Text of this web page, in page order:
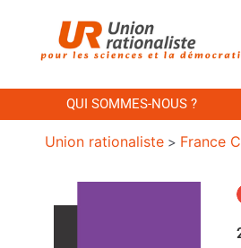
QUI SOMMES-NOUS ?
Union rationaliste > France